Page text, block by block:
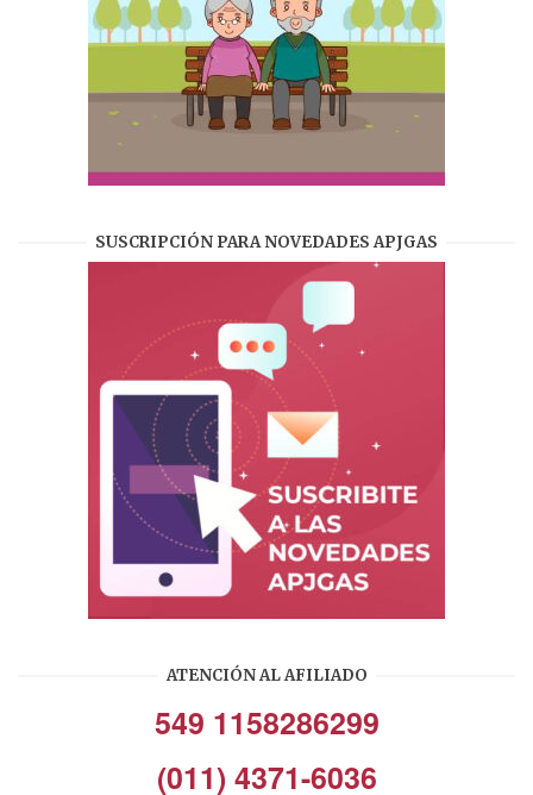
SUSCRIPCIÓN PARA NOVEDADES APJGAS
ATENCIÓN AL AFILIADO
549 1158286299
(011) 4371-6036